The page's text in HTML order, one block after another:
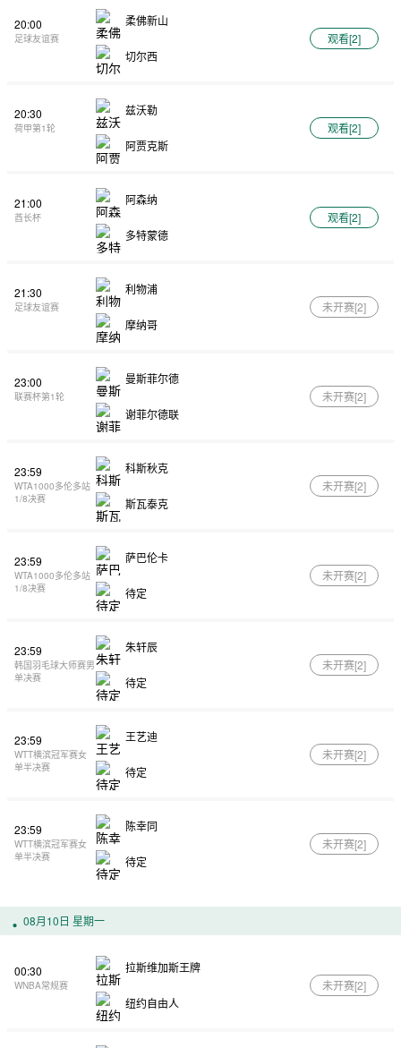
20:00
足球友谊赛
柔佛新山
切尔西
观看[2]
20:30
荷甲第1轮
兹沃勒
阿贾克斯
观看[2]
21:00
酋长杯
阿森纳
多特蒙德
观看[2]
21:30
足球友谊赛
利物浦
摩纳哥
未开赛[2]
23:00
联赛杯第1轮
曼斯菲尔德
谢菲尔德联
未开赛[2]
23:59
WTA1000多伦多站
1/8决赛
科斯秋克
斯瓦泰克
未开赛[2]
23:59
WTA1000多伦多站
1/8决赛
萨巴伦卡
待定
未开赛[2]
23:59
韩国羽毛球大师赛男
单决赛
朱轩辰
待定
未开赛[2]
23:59
WTT横滨冠军赛女
单半决赛
王艺迪
待定
未开赛[2]
23:59
WTT横滨冠军赛女
单半决赛
陈幸同
待定
未开赛[2]
08月10日 星期一
00:30
WNBA常规赛
拉斯维加斯王牌
纽约自由人
未开赛[2]